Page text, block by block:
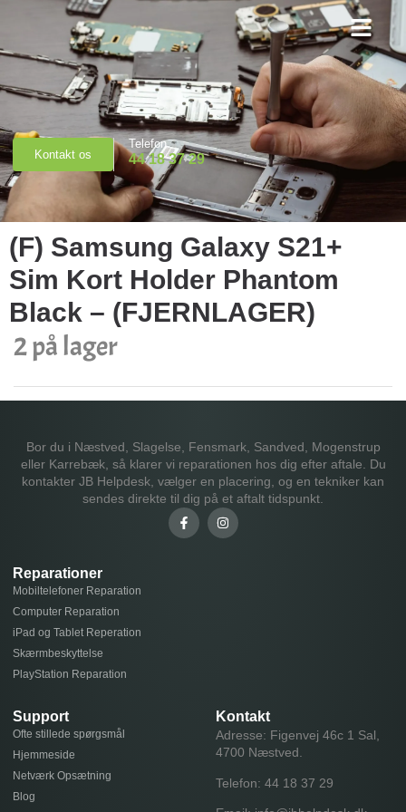
Kontakt os
Telefon
44 18 37 29
(F) Samsung Galaxy S21+
Sim Kort Holder Phantom
Black – (FJERNLAGER)
2 på lager
Bor du i Næstved, Slagelse, Fensmark, Sandved, Mogenstrup
eller Karrebæk, så klarer vi reparationen hos dig efter aftale. Du
kontakter JB Helpdesk, vælger en placering, og en tekniker kan
sendes direkte til dig på et aftalt tidspunkt.
Reparationer
Mobiltelefoner Reparation
Computer Reparation
iPad og Tablet Reperation
Skærmbeskyttelse
PlayStation Reparation
Support
Ofte stillede spørgsmål
Hjemmeside
Netværk Opsætning
Blog
Kontakt
Adresse: Figenvej 46c 1 Sal,
4700 Næstved.
Telefon: 44 18 37 29